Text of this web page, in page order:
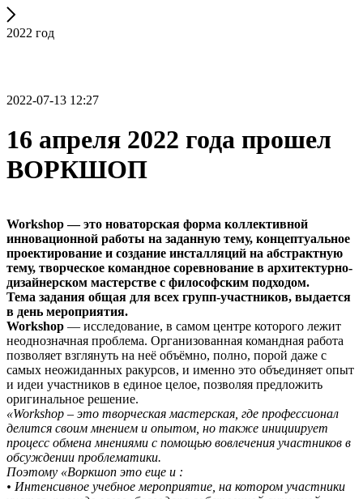
2022 год
2022-07-13 12:27
16 апреля 2022 года прошел
ВОРКШОП
Workshop — это новаторская форма коллективной
инновационной работы на заданную тему, концептуальное
проектирование и создание инсталляций на абстрактную
тему, творческое командное соревнование в архитектурно-
дизайнерском мастерстве с философским подходом.
Тема задания общая для всех групп-участников, выдается
в день мероприятия.
Workshор — исследование, в самом центре которого лежит
неоднозначная проблема. Организованная командная работа
позволяет взглянуть на неё объёмно, полно, порой даже с
самых неожиданных ракурсов, и именно это объединяет опыт
и идеи участников в единое целое, позволяя предложить
оригинальное решение.
«Workshop – это творческая мастерская, где профессионал
делится своим мнением и опытом, но также инициирует
процесс обмена мнениями с помощью вовлечения участников в
обсуждении проблематики.
Поэтому «Воркшоп это еще и :
• Интенсивное учебное мероприятие, на котором участники